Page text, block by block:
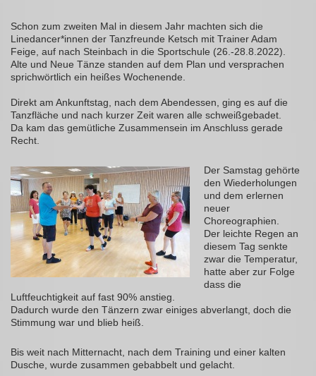
Schon zum zweiten Mal in diesem Jahr machten sich die
Linedancer*innen der Tanzfreunde Ketsch mit Trainer Adam
Feige, auf nach Steinbach in die Sportschule (26.-28.8.2022).
Alte und Neue Tänze standen auf dem Plan und versprachen
sprichwörtlich ein heißes Wochenende.
Direkt am Ankunftstag, nach dem Abendessen, ging es auf die
Tanzfläche und nach kurzer Zeit waren alle schweißgebadet.
Da kam das gemütliche Zusammensein im Anschluss gerade
Recht.
Der Samstag gehörte
den Wiederholungen
und dem erlernen
neuer
Choreographien.
Der leichte Regen an
diesem Tag senkte
zwar die Temperatur,
hatte aber zur Folge
dass die
Luftfeuchtigkeit auf fast 90% anstieg.
Dadurch wurde den Tänzern zwar einiges abverlangt, doch die
Stimmung war und blieb heiß.
Bis weit nach Mitternacht, nach dem Training und einer kalten
Dusche, wurde zusammen gebabbelt und gelacht.